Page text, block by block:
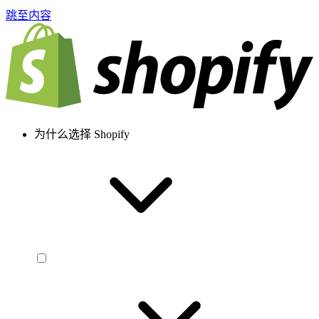
跳至内容
为什么选择 Shopify